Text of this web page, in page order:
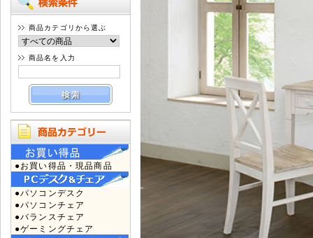
商品カテゴリから選ぶ
商品名を入力
●お買い得品・現品商品
●パソコンデスク
●パソコンチェア
●バランスチェア
●ゲーミングチェア